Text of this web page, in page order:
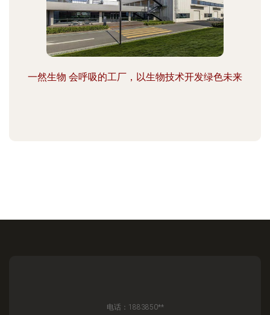
一然生物 会呼吸的工厂，以生物技术开发绿色未来
电话：1883850**